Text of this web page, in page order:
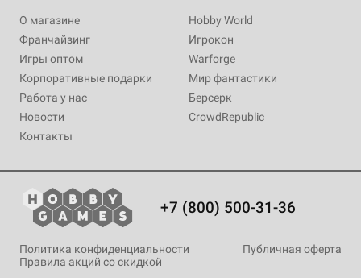
О магазине
Франчайзинг
Игры оптом
Корпоративные подарки
Работа у нас
Новости
Контакты
Hobby World
Игрокон
Warforge
Мир фантастики
Берсерк
CrowdRepublic
+7 (800) 500-31-36
Политика конфиденциальности
Публичная оферта
Правила акций со скидкой